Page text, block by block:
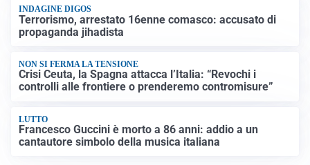
INDAGINE DIGOS
Terrorismo, arrestato 16enne comasco: accusato di
propaganda jihadista
NON SI FERMA LA TENSIONE
Crisi Ceuta, la Spagna attacca l’Italia: “Revochi i
controlli alle frontiere o prenderemo contromisure”
LUTTO
Francesco Guccini è morto a 86 anni: addio a un
cantautore simbolo della musica italiana